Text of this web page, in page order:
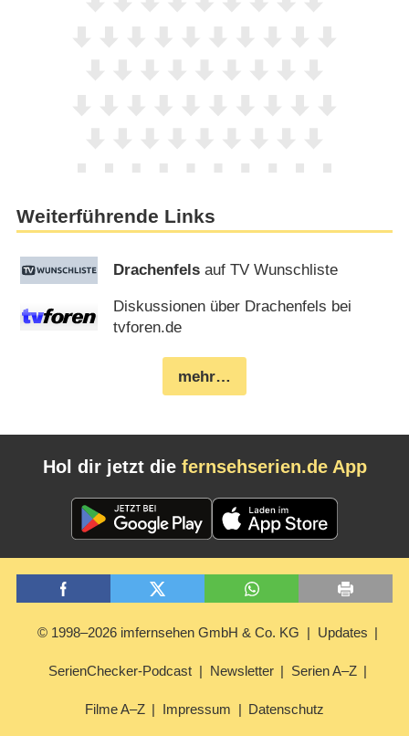
Weiterführende Links
Drachenfels auf TV Wunschliste
Diskussionen über Drachenfels bei
tvforen.de
mehr…
Hol dir jetzt die fernsehserien.de App
© 1998–2026 imfernsehen GmbH & Co. KG Updates
SerienChecker-Podcast Newsletter Serien A–Z
Filme A–Z Impressum Datenschutz